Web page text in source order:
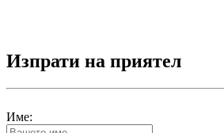
Изпрати на приятел
Име: